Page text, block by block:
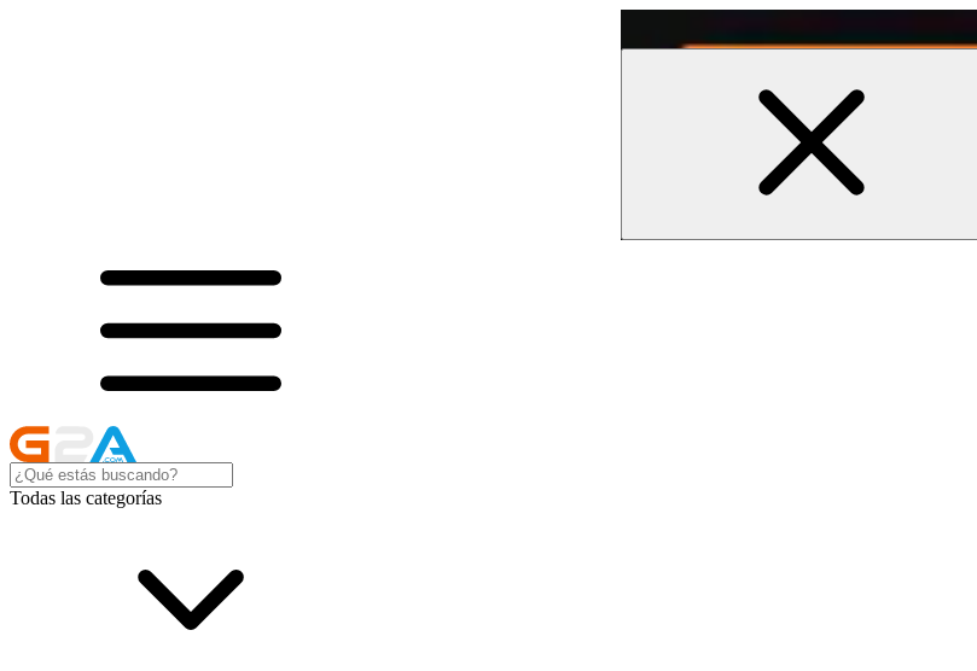
Todas las categorías